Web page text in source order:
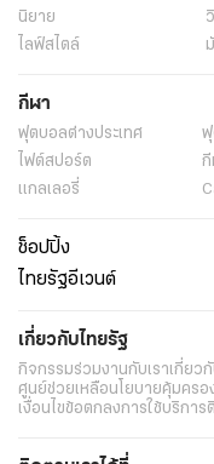
นิยาย
ไลฟ์สไตล์
กีฬา
ฟุตบอลต่่างประเทศ
ไฟต์สปอร์ต
กี
แกลเลอรี่
ช็อปปิ้ง
ไทยรัฐอีเวนต์
เกี่ยวกับไทยรัฐ
กิจกรรมร่วมงานกับเราเกี่ยว
ศูนย์ช่วยเหลือนโยบายคุ้มคร
เงื่อนไขข้อตกลงการใช้บริการ